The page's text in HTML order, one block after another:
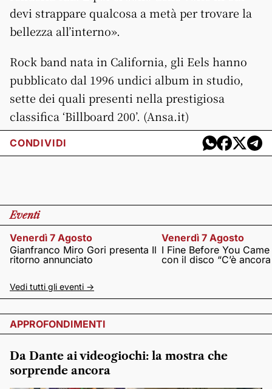
devi strappare qualcosa a metà per trovare la
bellezza all’interno».
Rock band nata in California, gli Eels hanno
pubblicato dal 1996 undici album in studio,
sette dei quali presenti nella prestigiosa
classifica ‘Billboard 200’. (Ansa.it)
CONDIVIDI
Eventi
Venerdì 7 Agosto
Gianfranco Miro Gori presenta Il
ritorno annunciato
Venerdì 7 Agosto
I Fine Before You
con il disco “C’è
Vedi tutti gli eventi ->
APPROFONDIMENTI
Da Dante ai videogiochi: la mostra che
sorprende ancora